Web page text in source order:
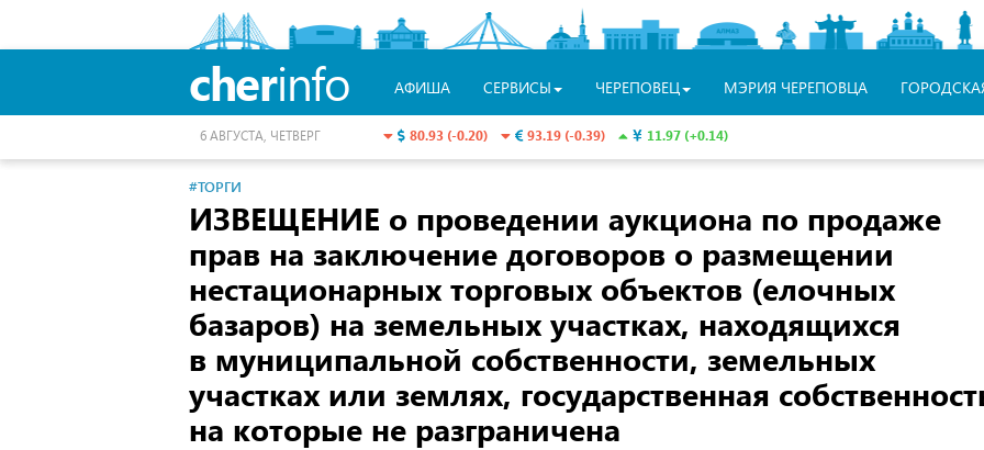
cherinfo АФИША СЕРВИСЫ ЧЕРЕПОВЕЦ МЭРИЯ ЧЕРЕПОВЦА
80.93 (-0.20) 93.19 (-0.39) 11.97 (+0.14)
6 АВГУСТА, ЧЕТВЕРГ
#ТОРГИ
ИЗВЕЩЕНИЕ о проведении аукциона по продаже
прав на заключение договоров о размещении
нестационарных торговых объектов (елочных
базаров) на земельных участках, находящихся
в муниципальной собственности, земельных
участках или землях, государственная
на которые не разграничена